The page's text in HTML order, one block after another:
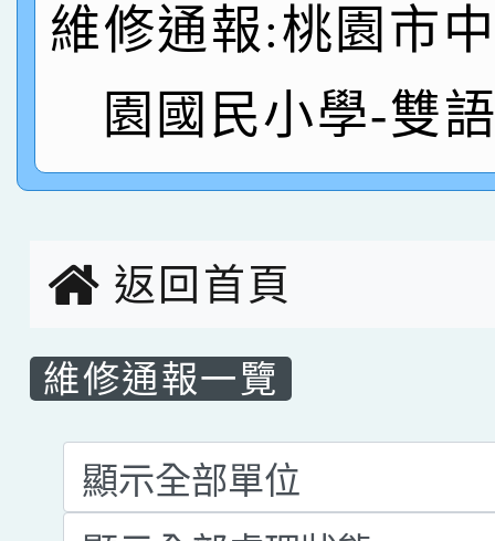
名
倩參加桃園市科展 國
名 指導老師王老師、
賀！本校四年二班張O
桃園市英語競賽國小朗
賀！本校參加桃園市中
創客第三名。
維修通報:桃園市
園國民小學-雙
返回首頁
維修通報一覽
List Repair